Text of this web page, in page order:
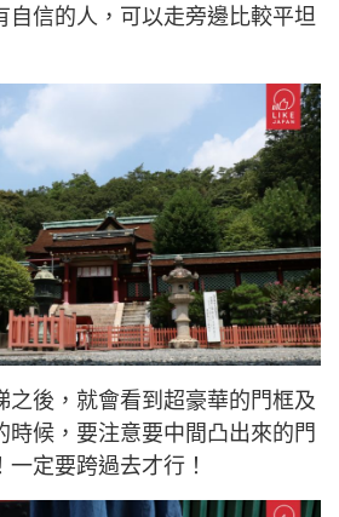
自信的人，可以走旁邊比較平坦
之後，就會看到超豪華的門框及
時候，要注意要中間凸出來的門
定要跨過去才行！